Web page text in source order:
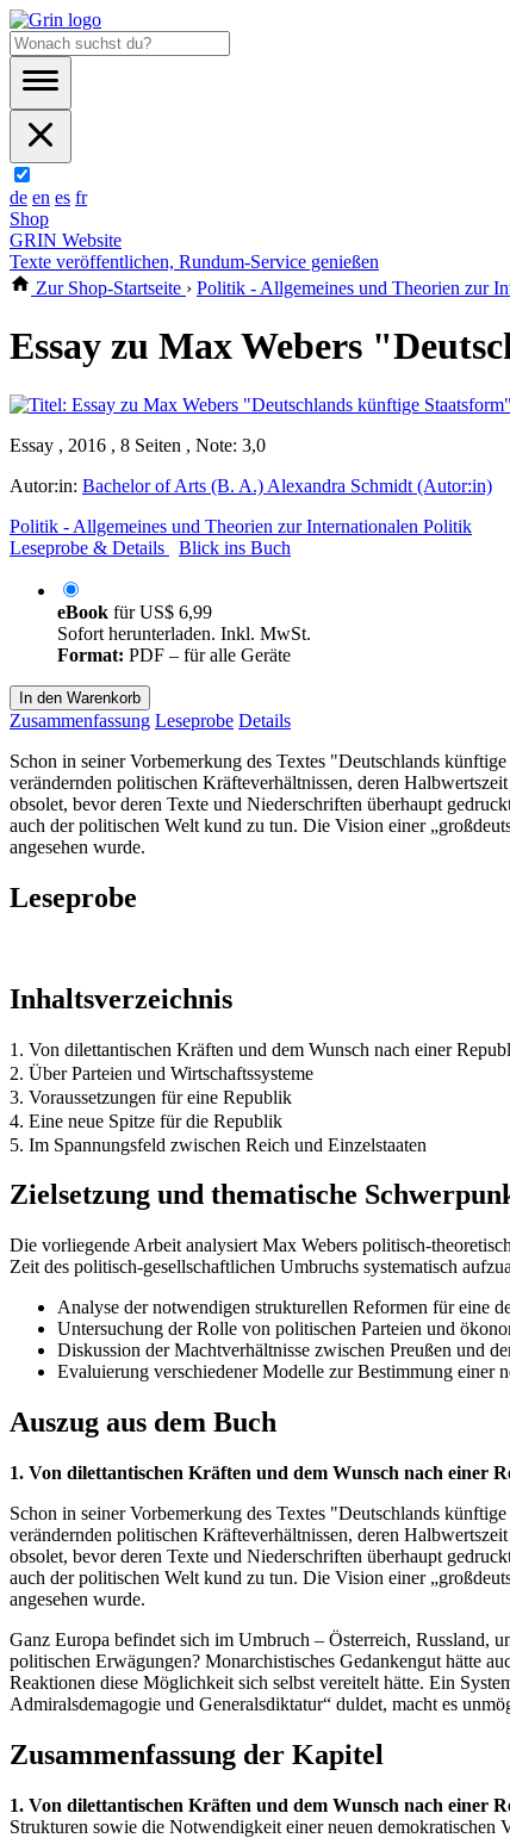
de en es fr
Shop
GRIN Website
Texte veröffentlichen, Rundum-Service genießen
Zur Shop-Startseite › Politik - Allgemeines und Theorien zur
Essay zu Max Webers
Essay , 2016 , 8 Seiten , Note: 3,0
Autor:in: Bachelor of Arts (B. A.) Alexandra Schmidt (Autor:in)
Politik - Allgemeines und Theorien zur Internationalen Politik
Leseprobe & Details
Blick ins Buch
eBook fürUS$ 6,99
Sofort herunterladen. Inkl. MwSt.
Format: PDF – für alle Geräte
In den Warenkorb
Zusammenfassung Leseprobe Details
Schon in seiner Vorbemerkung des Textes "Deutschlands
verändernden politischen Kräfteverhältnissen, deren
obsolet, bevor deren Texte und Niederschriften überhaupt
auch der politischen Welt kund zu tun. Die Vision einer
angesehen wurde.
Leseprobe
Inhaltsverzeichnis
1. Von dilettantischen Kräften und dem Wunsch nach einer
2. Über Parteien und Wirtschaftssysteme
3. Voraussetzungen für eine Republik
4. Eine neue Spitze für die Republik
5. Im Spannungsfeld zwischen Reich und Einzelstaaten
Zielsetzung und thematische
Die vorliegende Arbeit analysiert Max Webers politisch-
Zeit des politisch-gesellschaftlichen Umbruchs systematisch
Analyse der notwendigen strukturellen Reformen für eine
Untersuchung der Rolle von politischen Parteien und
Diskussion der Machtverhältnisse zwischen Preußen und
Evaluierung verschiedener Modelle zur Bestimmung einer
Auszug aus dem Buch
1. Von dilettantischen Kräften und dem Wunsch nach einer
Schon in seiner Vorbemerkung des Textes "Deutschlands
verändernden politischen Kräfteverhältnissen, deren
obsolet, bevor deren Texte und Niederschriften überhaupt
auch der politischen Welt kund zu tun. Die Vision einer
angesehen wurde.
Ganz Europa befindet sich im Umbruch – Österreich, Russland,
politischen Erwägungen? Monarchistisches Gedankengut hätte
Reaktionen diese Möglichkeit sich selbst vereitelt hätte. Ein
Admiralsdemagogie und Generalsdiktatur“ duldet, macht es
Zusammenfassung der Kapitel
1. Von dilettantischen Kräften und dem Wunsch nach einer
Strukturen sowie die Notwendigkeit einer neuen demokratischen